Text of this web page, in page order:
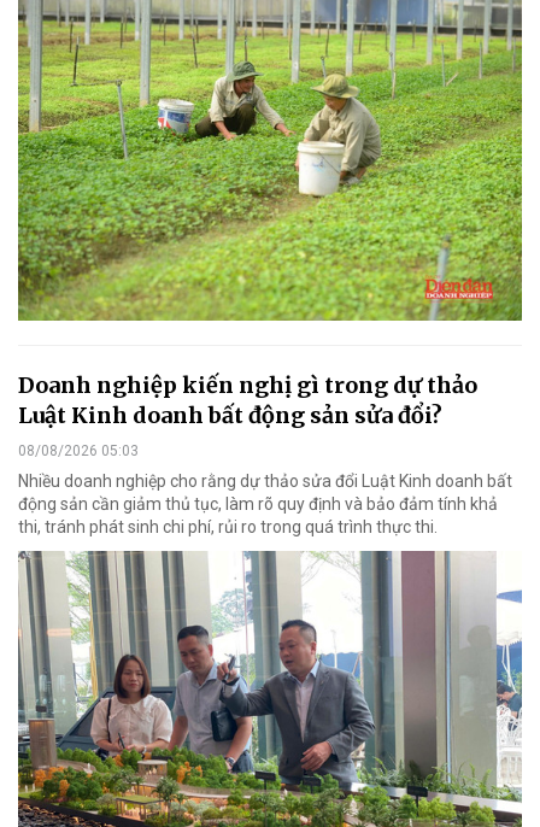
Doanh nghiệp kiến nghị gì trong dự thảo
Luật Kinh doanh bất động sản sửa đổi?
08/08/2026 05:03
Nhiều doanh nghiệp cho rằng dự thảo sửa đổi Luật Kinh doanh bất
động sản cần giảm thủ tục, làm rõ quy định và bảo đảm tính khả
thi, tránh phát sinh chi phí, rủi ro trong quá trình thực thi.